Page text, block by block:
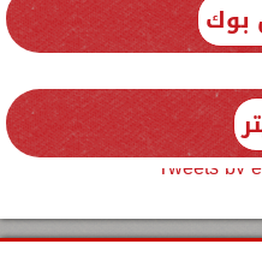
بوك
Tweets by